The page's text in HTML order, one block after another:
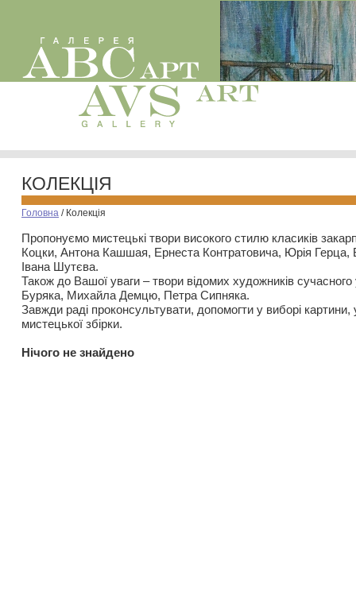
КОЛЕКЦІЯ
Головна / Колекція
Пропонуємо мистецькі твори високого стилю класиків
Коцки, Антона Кашшая, Ернеста Контратовича, Юрія
Івана Шутєва.
Також до Вашої уваги – твори відомих художників
Буряка, Михайла Демцю, Петра Сипняка.
Завжди раді проконсультувати, допомогти у виборі картини,
мистецької збірки.
Нiчого не знайдено